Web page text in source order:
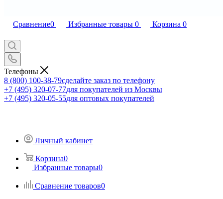
Сравнение0 Избранные товары 0 Корзина 0
Телефоны
8 (800) 100-38-79сделайте заказ по телефону
+7 (495) 320-07-77для покупателей из Москвы
+7 (495) 320-05-55для оптовых покупателей
Личный кабинет
Корзина0
Избранные товары0
Сравнение товаров0